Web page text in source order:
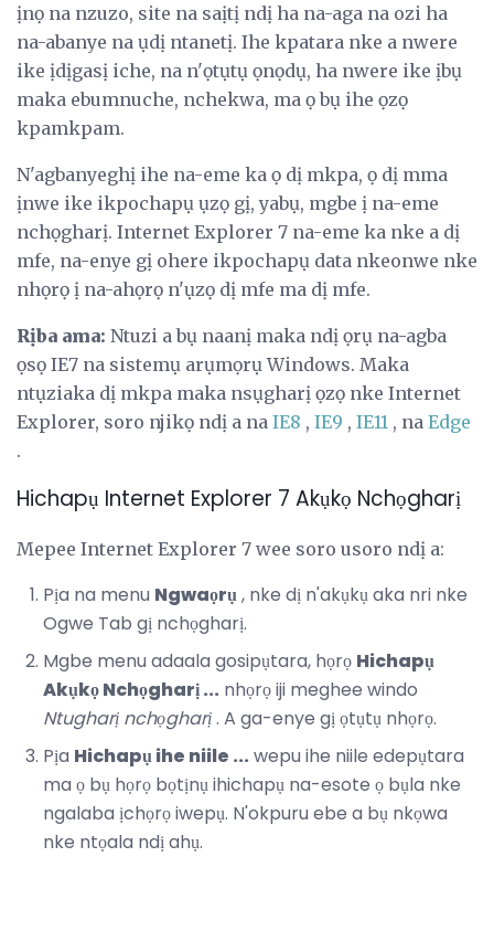
ịnọ na nzuzo, site na saịtị ndị ha na-aga na ozi ha
na-abanye na ụdị ntanetị. Ihe kpatara nke a nwere
ike ịdịgasị iche, na n'ọtụtụ ọnọdụ, ha nwere ike ịbụ
maka ebumnuche, nchekwa, ma ọ bụ ihe ọzọ
kpamkpam.
N'agbanyeghị ihe na-eme ka ọ dị mkpa, ọ dị mma
ịnwe ike ikpochapụ ụzọ gị, yabụ, mgbe ị na-eme
nchọgharị. Internet Explorer 7 na-eme ka nke a dị
mfe, na-enye gị ohere ikpochapụ data nkeonwe nke
nhọrọ ị na-ahọrọ n'ụzọ dị mfe ma dị mfe.
Rịba ama: Ntuzi a bụ naanị maka ndị ọrụ na-agba
ọsọ IE7 na sistemụ arụmọrụ Windows. Maka
ntụziaka dị mkpa maka nsụgharị ọzọ nke Internet
Explorer, soro njikọ ndị a na IE8 , IE9 , IE11 , na Edge
.
Hichapụ Internet Explorer 7 Akụkọ Nchọgharị
Mepee Internet Explorer 7 wee soro usoro ndị a:
Pịa na menu Ngwaọrụ, nke dị n'akụkụ aka nri nke
Ogwe Tab gị nchọgharị.
Mgbe menu adaala gosipụtara, họrọ Hichapụ
Akụkọ Nchọgharị ... nhọrọ iji meghee windo
Ntugharị nchọgharị. A ga-enye gị ọtụtụ nhọrọ.
Pịa Hichapụ ihe niile ... wepu ihe niile edepụtara
ma ọ bụ họrọ bọtịnụ ihichapụ na-esote ọ bụla nke
ngalaba ịchọrọ iwepụ. N'okpuru ebe a bụ nkọwa
nke ntọala ndị ahụ.